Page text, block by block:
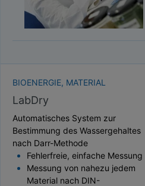
HEKTOLITERGEWICHT
TAUPUNKT
SCHÜTTDICHTE
BIOENERGIE, MATERIAL
LabDry
Automatisches System zur
Bestimmung des Wassergehaltes
nach Darr-Methode
Fehlerfreie, einfache Messung
Messung von nahezu jedem
Material nach DIN-